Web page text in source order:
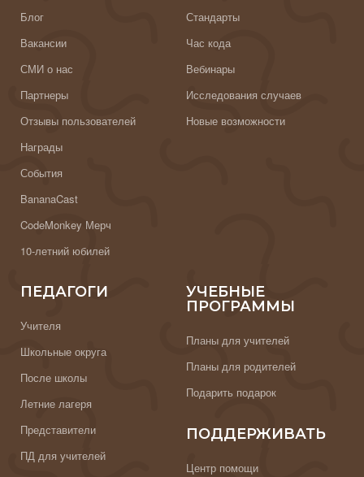
Блог
Вакансии
СМИ о нас
Партнеры
Отзывы пользователей
Награды
События
BananaCast
CodeMonkey Мерч
10-летний юбилей
Стандарты
Час кода
Вебинары
Исследования случаев
Новые возможности
ПЕДАГОГИ
Учителя
Школьные округа
После школы
Летние лагеря
Представители
ПД для учителей
УЧЕБНЫЕ
ПРОГРАММЫ
Планы для учителей
Планы для родителей
Подарить подарок
ПОДДЕРЖИВАТЬ
Центр помощи